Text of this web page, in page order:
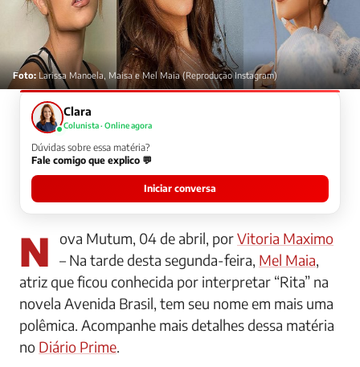
Foto: Larissa Manoela, Maisa e Mel Maia (Reprodução Instagram)
Clara
Colunista · Online agora
Dúvidas sobre essa matéria?
Fale comigo que explico 💬
Iniciar conversa
Nova Mutum, 04 de abril, porVitoria Maximo
– Na tarde desta segunda-feira, Mel Maia,
atriz que ficou conhecida por interpretar “Rita” na
novela Avenida Brasil, tem seu nome em mais uma
polêmica. Acompanhe mais detalhes dessa matéria
no Diário Prime.